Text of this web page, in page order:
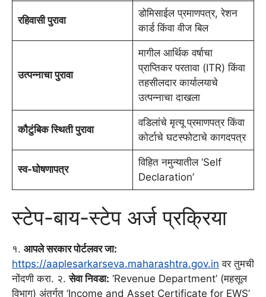
रहिवासी पुरावा
डोमिसाईल प्रमाणपत्र, रेशन
कार्ड किंवा वीज बिल
उत्पन्नाचा पुरावा
मागील आर्थिक वर्षाचा
प्राप्तिकर परतावा (ITR) किंवा
तहसीलदार कार्यालयाचे
उत्पन्नाचा दाखला
कौटुंबिक स्थिती पुरावा
वडिलांचे मृत्यू प्रमाणपत्र किंवा
कोर्टाचे घटस्फोटाचे कागदपत्र
स्व-घोषणापत्र
विहित नमुन्यातील ‘Self
Declaration’
स्टेप-बाय-स्टेप अर्ज प्रक्रिया
१. आपले सरकार पोर्टलवर जा:
https://aaplesarkarseva.maharashtra.gov.in वर तुमची
नोंदणी करा. २.सेवा निवडा: ‘Revenue Department’ (महसूल
विभाग) अंतर्गत ‘Income and Asset Certificate for EWS’